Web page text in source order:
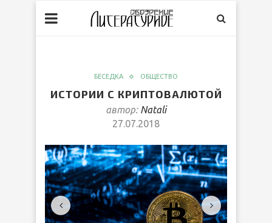
БЕСЕДКА ОБЩЕСТВО
ИСТОРИИ С КРИПТОВАЛЮТОЙ
автор: Natali
27.07.2018